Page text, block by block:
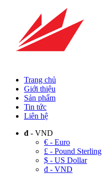
Trang chủ
Giới thiệu
Sản phẩm
Tin tức
Liên hệ
đ - VND
€ - Euro
£ - Pound Sterling
$ - US Dollar
đ - VND